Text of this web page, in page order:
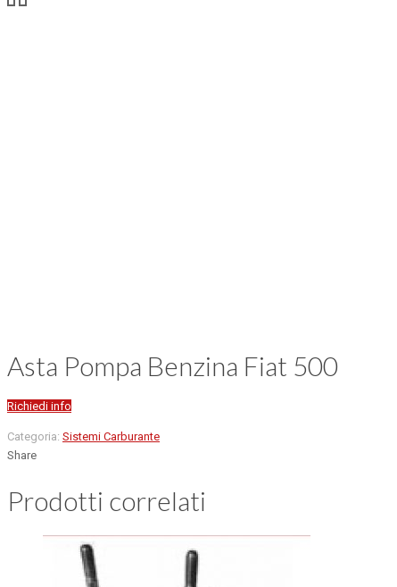
Asta Pompa Benzina Fiat 500
Richiedi info
Categoria: Sistemi Carburante
Share
Prodotti correlati